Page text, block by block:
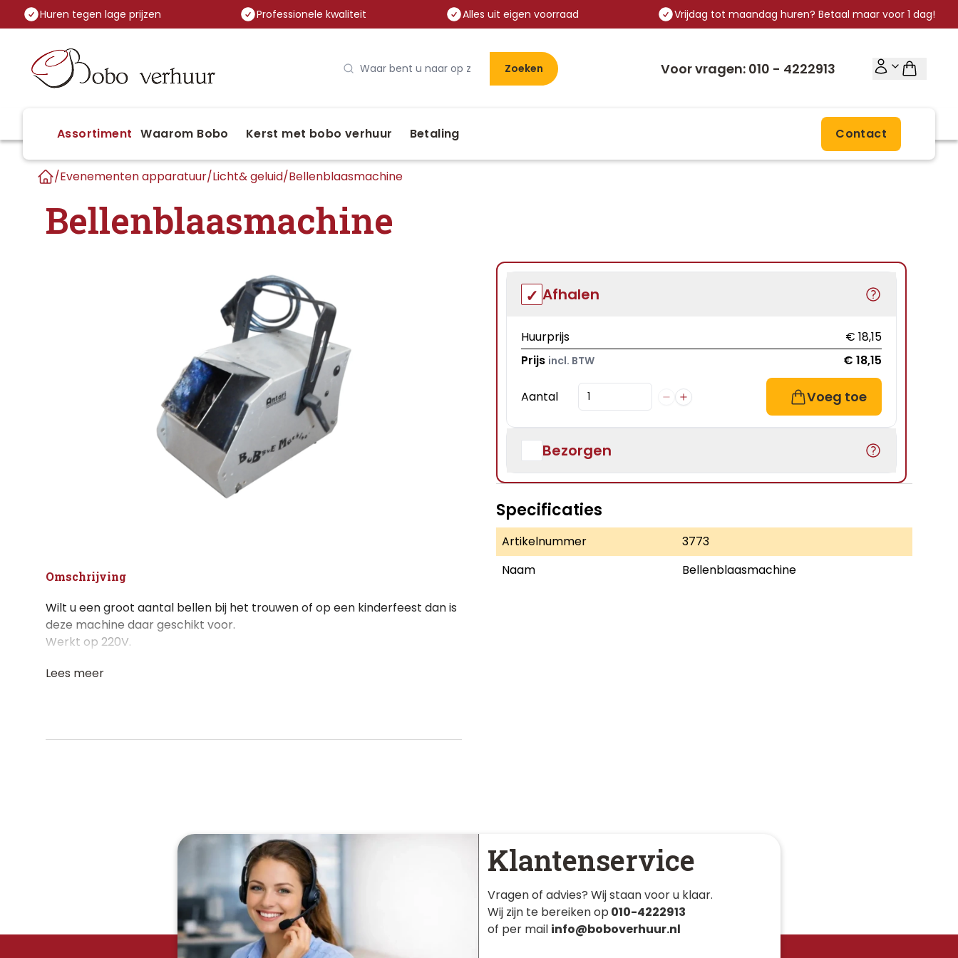
Huren tegen lage prijzen Professionele kwaliteit Alles uit eigen voorraad Vrijdag tot maandag huren? Betaal maar voor 1 dag!
Zoeken Voor vragen: 010 - 4222913
Assortiment Waarom Bobo Kerst met bobo verhuur Betaling Contact
/Evenementen apparatuur/Licht& geluid/Bellenblaasmachine
Bellenblaasmachine
Omschrijving
Wilt u een groot aantal bellen bij het trouwen of op een kinderfeest dan is
deze machine daar geschikt voor.
Werkt op 220V.
Lees meer
Afhalen
Huurprijs
€ 18,15
Prijs incl. BTW € 18,15
Aantal Voeg toe
Bezorgen
Specificaties
Artikelnummer
3773
Naam
Bellenblaasmachine
Klantenservice
Vragen of advies? Wij staan voor u klaar.
Wij zijn te bereiken op 010-4222913
of per mail info@boboverhuur.nl